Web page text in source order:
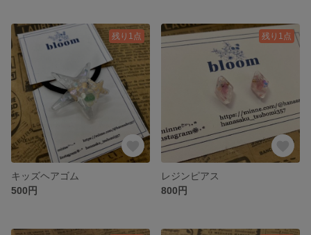
残り1点
キッズヘアゴム
500円
残り1点
レジンピアス
800円